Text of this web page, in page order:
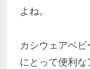
よね。
カシウェアベ
にとって便利な